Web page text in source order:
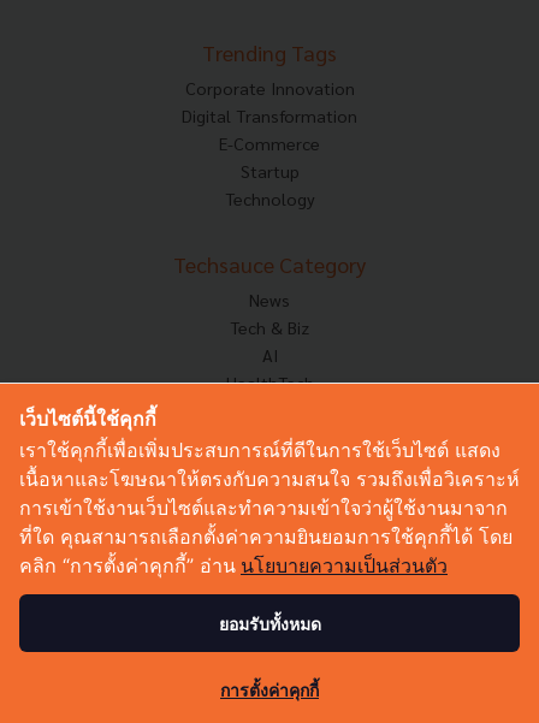
Trending Tags
Corporate Innovation
Digital Transformation
E-Commerce
Startup
Technology
Techsauce Category
News
Tech & Biz
AI
HealthTech
Corp Innov
Saucy Thoughts
Sustainable
Videos
Podcast
© Copyright 2026 :Techsauce All rights reserved.
เว็บไซต์นี้ใช้คุกกี้
เราใช้คุกกี้เพื่อเพิ่มประสบการณ์ที่ดีในการใช้เว็บไซต์ แสดง
เนื้อหาและโฆษณาให้ตรงกับความสนใจ รวมถึงเพื่อวิเคราะห์
การเข้าใช้งานเว็บไซต์และทำความเข้าใจว่าผู้ใช้งานมาจาก
ที่ใด คุณสามารถเลือกตั้งค่าความยินยอมการใช้คุกกี้ได้ โดย
คลิก “การตั้งค่าคุกกี้” อ่าน นโยบายความเป็นส่วนตัว
ยอมรับทั้งหมด
การตั้งค่าคุกกี้